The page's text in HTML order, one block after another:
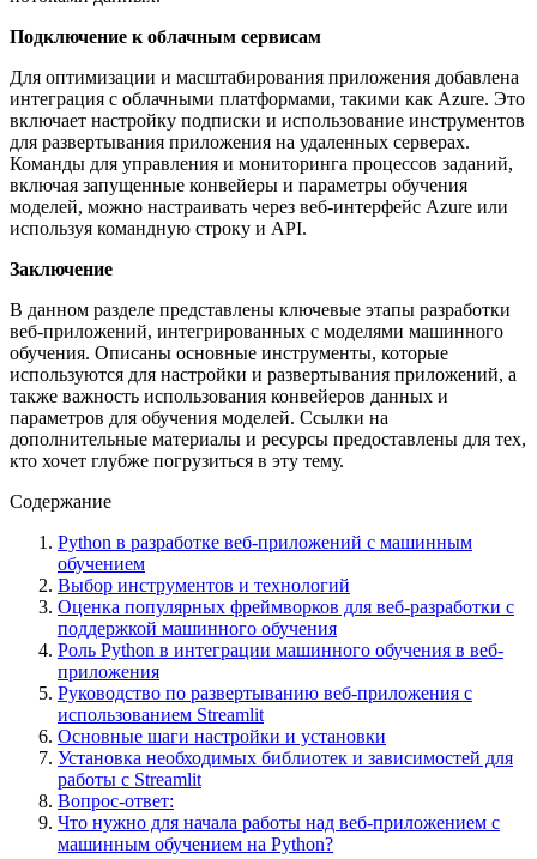
Подключение к облачным сервисам
Для оптимизации и масштабирования приложения добавлена
интеграция с облачными платформами, такими как Azure. Это
включает настройку подписки и использование инструментов
для развертывания приложения на удаленных серверах.
Команды для управления и мониторинга процессов заданий,
включая запущенные конвейеры и параметры обучения
моделей, можно настраивать через веб-интерфейс Azure или
используя командную строку и API.
Заключение
В данном разделе представлены ключевые этапы разработки
веб-приложений, интегрированных с моделями машинного
обучения. Описаны основные инструменты, которые
используются для настройки и развертывания приложений, а
также важность использования конвейеров данных и
параметров для обучения моделей. Ссылки на
дополнительные материалы и ресурсы предоставлены для тех,
кто хочет глубже погрузиться в эту тему.
Содержание
Python в разработке веб-приложений с машинным
обучением
Выбор инструментов и технологий
Оценка популярных фреймворков для веб-разработки с
поддержкой машинного обучения
Роль Python в интеграции машинного обучения в веб-
приложения
Руководство по развертыванию веб-приложения с
использованием Streamlit
Основные шаги настройки и установки
Установка необходимых библиотек и зависимостей для
работы с Streamlit
Вопрос-ответ:
Что нужно для начала работы над веб-приложением с
машинным обучением на Python?